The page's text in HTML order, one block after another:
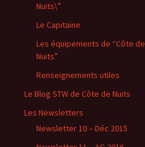
Nuits\”
Le Capitaine
Les équipements de “Côte de
Nuits”
Renseignements utiles
Le Blog STW de Côte de Nuits
Les Newsletters
Newsletter 10 – Déc 2015